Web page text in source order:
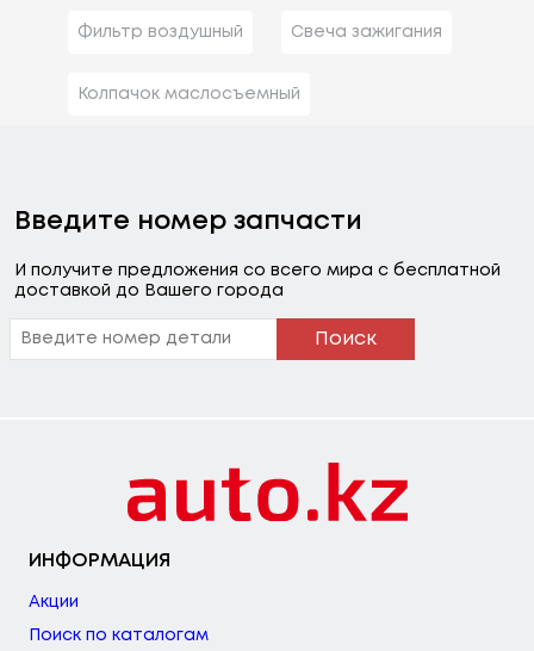
Фильтр воздушный Свеча зажигания
Колпачок маслосъемный
Введите номер запчасти
И получите предложения со всего мира с бесплатной
доставкой до Вашего города
Поиск
ИНФОРМАЦИЯ
Акции
Поиск по каталогам